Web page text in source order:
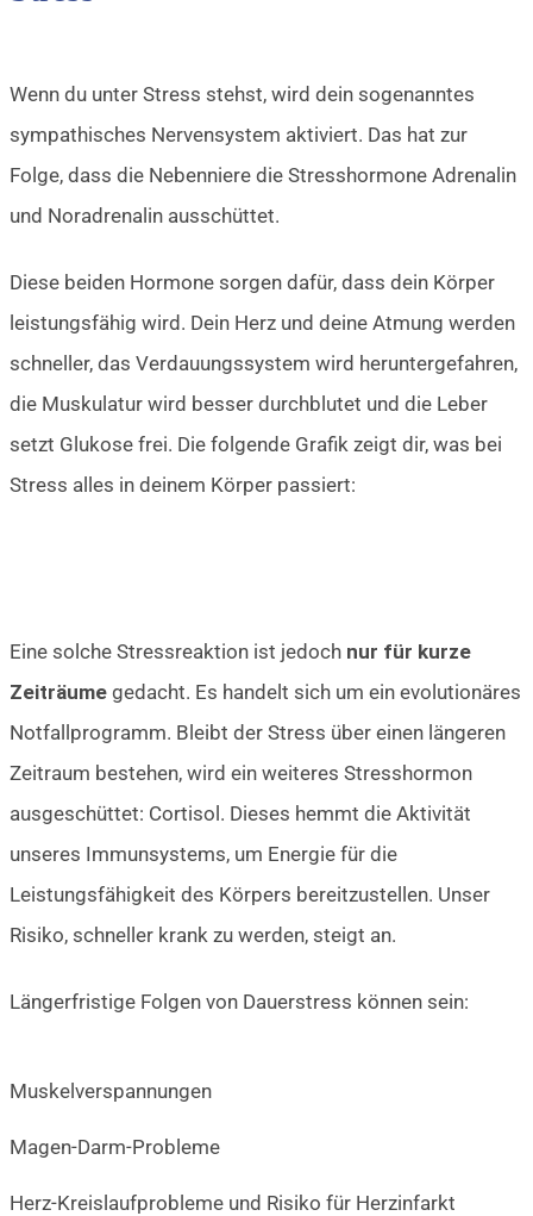
Wenn du unter Stress stehst, wird dein sogenanntes
sympathisches Nervensystem aktiviert. Das hat zur
Folge, dass die Nebenniere die Stresshormone Adrenalin
und Noradrenalin ausschüttet.
Diese beiden Hormone sorgen dafür, dass dein Körper
leistungsfähig wird. Dein Herz und deine Atmung werden
schneller, das Verdauungssystem wird heruntergefahren,
die Muskulatur wird besser durchblutet und die Leber
setzt Glukose frei. Die folgende Grafik zeigt dir, was bei
Stress alles in deinem Körper passiert:
Eine solche Stressreaktion ist jedoch nur für kurze
Zeiträume gedacht. Es handelt sich um ein evolutionäres
Notfallprogramm. Bleibt der Stress über einen längeren
Zeitraum bestehen, wird ein weiteres Stresshormon
ausgeschüttet: Cortisol. Dieses hemmt die Aktivität
unseres Immunsystems, um Energie für die
Leistungsfähigkeit des Körpers bereitzustellen. Unser
Risiko, schneller krank zu werden, steigt an.
Längerfristige Folgen von Dauerstress können sein:
Muskelverspannungen
Magen-Darm-Probleme
Herz-Kreislaufprobleme und Risiko für Herzinfarkt